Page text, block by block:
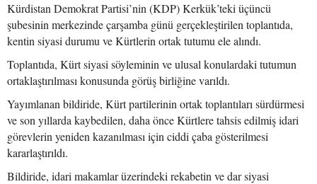
Kürdistan Demokrat Partisi’nin (KDP) Kerkük’teki üçüncü
şubesinin merkezinde çarşamba günü gerçekleştirilen toplantıda,
kentin siyasi durumu ve Kürtlerin ortak tutumu ele alındı.
Toplantıda, Kürt siyasi söyleminin ve ulusal konulardaki tutumun
ortaklaştırılması konusunda görüş birliğine varıldı.
Yayımlanan bildiride, Kürt partilerinin ortak toplantıları sürdürmesi
ve son yıllarda kaybedilen, daha önce Kürtlere tahsis edilmiş idari
görevlerin yeniden kazanılması için ciddi çaba gösterilmesi
kararlaştırıldı.
Bildiride, idari makamlar üzerindeki rekabetin ve dar siyasi